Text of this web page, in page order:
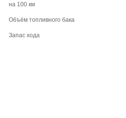
на 100 км
Объём топливного бака
Запас хода